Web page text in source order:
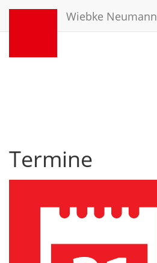
Wiebke Neumann
Termine